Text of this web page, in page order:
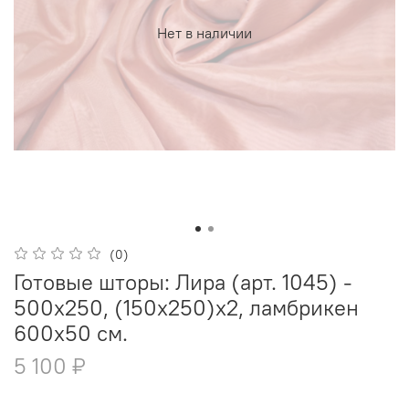
Нет в наличии
(0)
Готовые шторы: Лира (арт. 1045) -
500х250, (150х250)х2, ламбрикен
600х50 см.
5 100 ₽